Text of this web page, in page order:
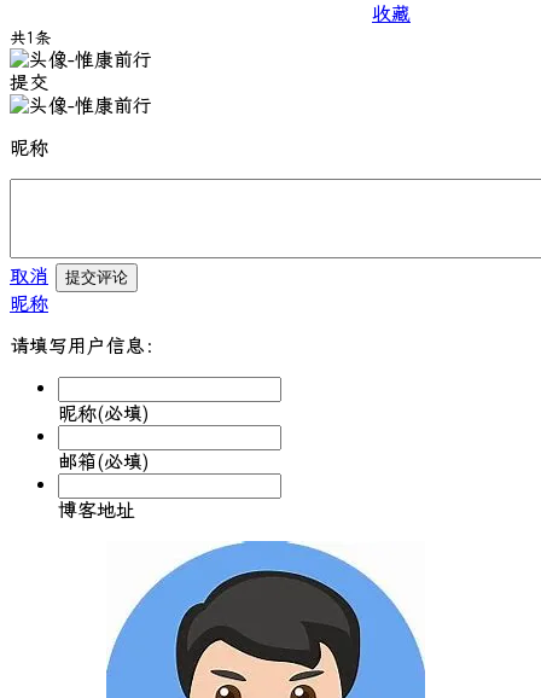
收藏
共1条
提交
昵称
取消 提交评论
昵称
请填写用户信息：
昵称(必填)
邮箱(必填)
博客地址